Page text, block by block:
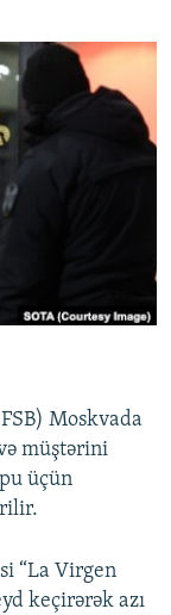
Moskvada
müştərini
üçün
“La Virgen
keçirərək azı